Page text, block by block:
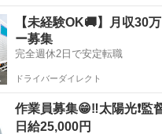
り…
藤崎宮前駅 その他 短
【未経験OK🚚】月収30
ー募集
完全週休2日で安定転職
ドライバーダイレクト
作業員募集😁‼️太陽光❗監
日給25,000円